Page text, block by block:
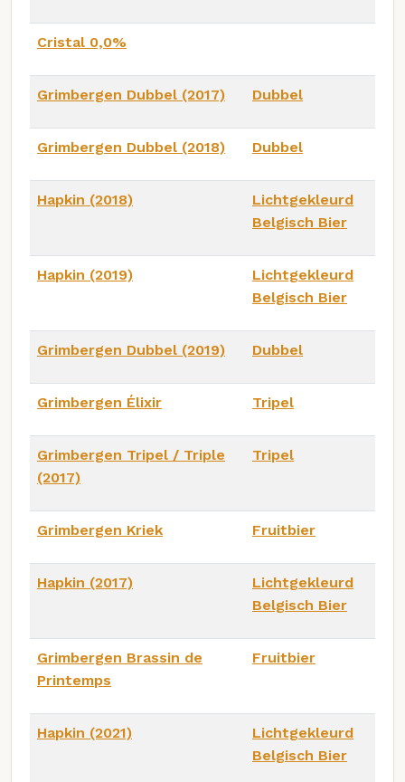
Cristal 0,0%
Grimbergen Dubbel (2017) Dubbel
Grimbergen Dubbel (2018) Dubbel
Hapkin (2018)
Lichtgekleurd
Belgisch Bier
Hapkin (2019)
Lichtgekleurd
Belgisch Bier
Grimbergen Dubbel (2019) Dubbel
Grimbergen Élixir Tripel
Grimbergen Tripel / Triple
(2017)
Tripel
Grimbergen Kriek Fruitbier
Hapkin (2017)
Lichtgekleurd
Belgisch Bier
Grimbergen Brassin de
Printemps
Fruitbier
Hapkin (2021)
Lichtgekleurd
Belgisch Bier